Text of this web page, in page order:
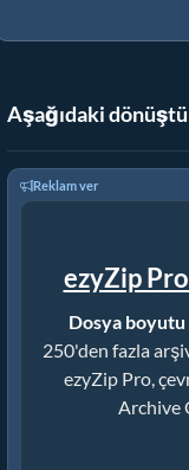
Aşağıdaki
Reklam ver
ezyZip
Dosya boyutu
250'den fazla
ezyZip Pro,
Archive